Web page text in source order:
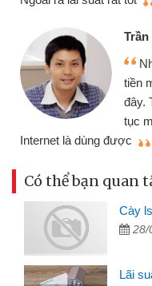
mang
nóng tại
lại tiếp
Có thể bạn quan
Cày
Lãi